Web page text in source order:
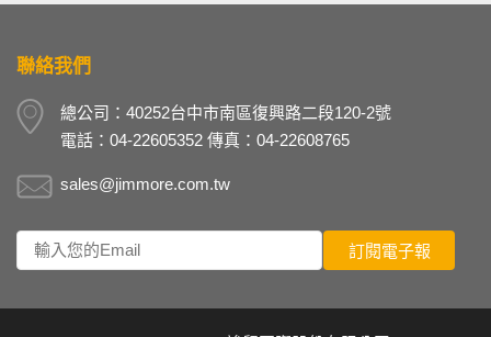
聯絡我們
總公司：40252台中市南區復興路二段120-2號
電話：04-22605352 傳真：04-22608765
sales@jimmore.com.tw